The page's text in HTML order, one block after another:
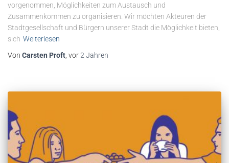
vorgenommen, Möglichkeiten zum Austausch und
Zusammenkommen zu organisieren. Wir möchten Akteuren der
Stadtgesellschaft und Bürgern unserer Stadt die Möglichkeit bieten,
sich Weiterlesen
Von Carsten Proft , vor2 Jahren